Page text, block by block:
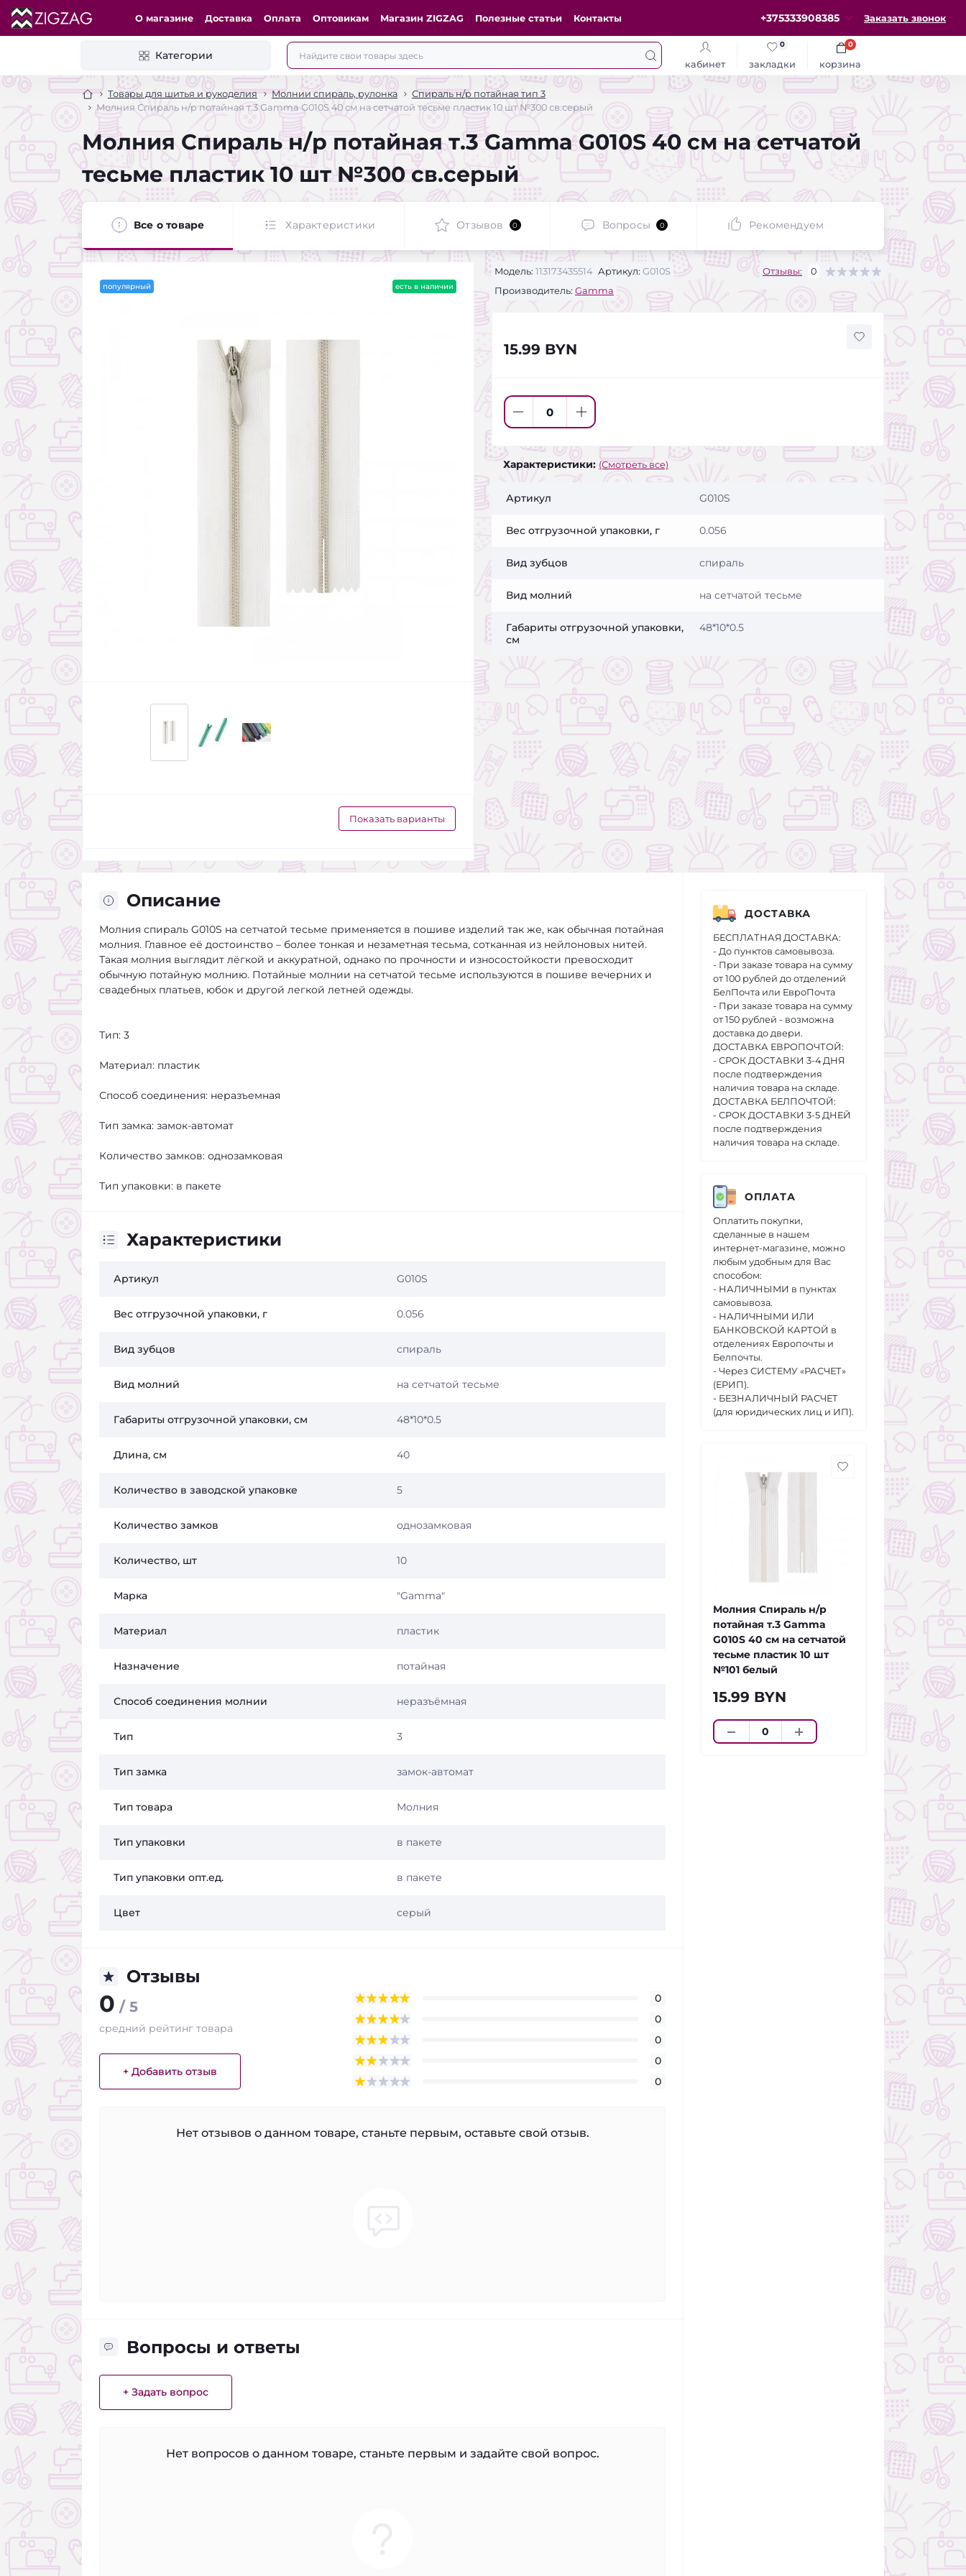
О магазине Доставка Оплата Оптовикам Магазин ZIGZAG Полезные статьи Контакты +375333908385 Заказать звонок
Категории
кабинет закладки
0
корзина
0
Товары для шитья и рукоделия Молнии спираль, рулонка
Спираль н/р потайная тип 3
Молния Спираль н/р потайная т.3 Gamma G010S 40 см на сетчатой тесьме пластик 10 шт №300 св.серый
Молния Спираль н/р потайная т.3 Gamma G010S 40 см на сетчатой
тесьме пластик 10 шт №300 св.серый
Все о товаре Характеристики Отзывов 0 Вопросы 0 Рекомендуем
популярный есть в наличии
Показать варианты
Модель: 113173435514 Артикул: G010S
Производитель: Gamma
Отзывы: 0
15.99 BYN
Характеристики: (Смотреть все)
Артикул G010S
Вес отгрузочной упаковки, г 0.056
Вид зубцов спираль
Вид молний на сетчатой тесьме
Габариты отгрузочной упаковки,
см
48*10*0.5
Описание
Молния спираль G010S на сетчатой тесьме применяется в пошиве изделий так же, как обычная потайная
молния. Главное её достоинство – более тонкая и незаметная тесьма, сотканная из нейлоновых нитей.
Такая молния выглядит лёгкой и аккуратной, однако по прочности и износостойкости превосходит
обычную потайную молнию. Потайные молнии на сетчатой тесьме используются в пошиве вечерних и
свадебных платьев, юбок и другой легкой летней одежды.
Тип: 3
Материал: пластик
Способ соединения: неразъемная
Тип замка: замок-автомат
Количество замков: однозамковая
Тип упаковки: в пакете
Характеристики
Артикул G010S
Вес отгрузочной упаковки, г 0.056
Вид зубцов спираль
Вид молний на сетчатой тесьме
Габариты отгрузочной упаковки, см 48*10*0.5
Длина, см 40
Количество в заводской упаковке 5
Количество замков однозамковая
Количество, шт 10
Марка "Gamma"
Материал пластик
Назначение потайная
Способ соединения молнии неразъёмная
Тип 3
Тип замка замок-автомат
Тип товара Молния
Тип упаковки в пакете
Тип упаковки опт.ед. в пакете
Цвет серый
Отзывы
0 / 5
средний рейтинг товара
+ Добавить отзыв
0
0
0
0
0
Нет отзывов о данном товаре, станьте первым, оставьте свой отзыв.
Вопросы и ответы
+ Задать вопрос
Нет вопросов о данном товаре, станьте первым и задайте свой вопрос.
ДОСТАВКА
БЕСПЛАТНАЯ ДОСТАВКА:
- До пунктов самовывоза.
- При заказе товара на сумму
от 100 рублей до отделений
БелПочта или ЕвроПочта
- При заказе товара на сумму
от 150 рублей - возможна
доставка до двери.
ДОСТАВКА ЕВРОПОЧТОЙ:
- СРОК ДОСТАВКИ 3-4 ДНЯ
после подтверждения
наличия товара на складе.
ДОСТАВКА БЕЛПОЧТОЙ:
- СРОК ДОСТАВКИ 3-5 ДНЕЙ
после подтверждения
наличия товара на складе.
ОПЛАТА
Оплатить покупки,
сделанные в нашем
интернет-магазине, можно
любым удобным для Вас
способом:
- НАЛИЧНЫМИ в пунктах
самовывоза.
- НАЛИЧНЫМИ ИЛИ
БАНКОВСКОЙ КАРТОЙ в
отделениях Европочты и
Белпочты.
- Через СИСТЕМУ «РАСЧЕТ»
(ЕРИП).
- БЕЗНАЛИЧНЫЙ РАСЧЕТ
(для юридических лиц и ИП).
Молния Спираль н/р
потайная т.3 Gamma
G010S 40 см на сетчатой
тесьме пластик 10 шт
№101 белый
15.99 BYN